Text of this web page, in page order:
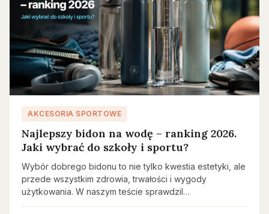
AKCESORIA SPORTOWE
Najlepszy bidon na wodę – ranking 2026.
Jaki wybrać do szkoły i sportu?
Wybór dobrego bidonu to nie tylko kwestia estetyki, ale
przede wszystkim zdrowia, trwałości i wygody
użytkowania. W naszym teście sprawdzil…